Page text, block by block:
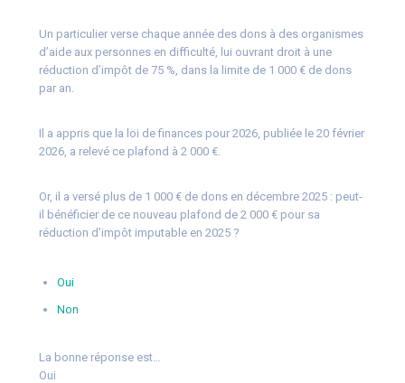
Un particulier verse chaque année des dons à des organismes
d’aide aux personnes en difficulté, lui ouvrant droit à une
réduction d’impôt de 75 %, dans la limite de 1 000 € de dons
par an.
Il a appris que la loi de finances pour 2026, publiée le 20 février
2026, a relevé ce plafond à 2 000 €.
Or, il a versé plus de 1 000 € de dons en décembre 2025 : peut-
il bénéficier de ce nouveau plafond de 2 000 € pour sa
réduction d’impôt imputable en 2025 ?
Oui
Non
La bonne réponse est…
Oui